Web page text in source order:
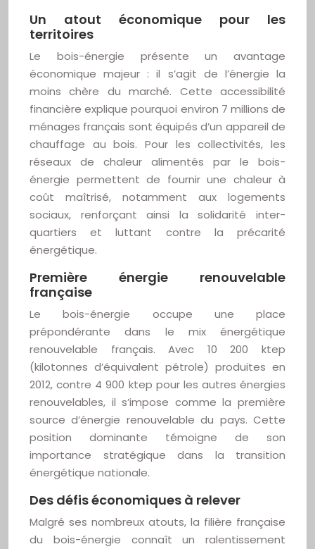
Un atout économique pour les
territoires
Le bois-énergie présente un avantage
économique majeur : il s’agit de l’énergie la
moins chère du marché. Cette accessibilité
financière explique pourquoi environ 7 millions de
ménages français sont équipés d’un appareil de
chauffage au bois. Pour les collectivités, les
réseaux de chaleur alimentés par le bois-
énergie permettent de fournir une chaleur à
coût maîtrisé, notamment aux logements
sociaux, renforçant ainsi la solidarité inter-
quartiers et luttant contre la précarité
énergétique.
Première énergie renouvelable
française
Le bois-énergie occupe une place
prépondérante dans le mix énergétique
renouvelable français. Avec 10 200 ktep
(kilotonnes d’équivalent pétrole) produites en
2012, contre 4 900 ktep pour les autres énergies
renouvelables, il s’impose comme la première
source d’énergie renouvelable du pays. Cette
position dominante témoigne de son
importance stratégique dans la transition
énergétique nationale.
Des défis économiques à relever
Malgré ses nombreux atouts, la filière française
du bois-énergie connaît un ralentissement